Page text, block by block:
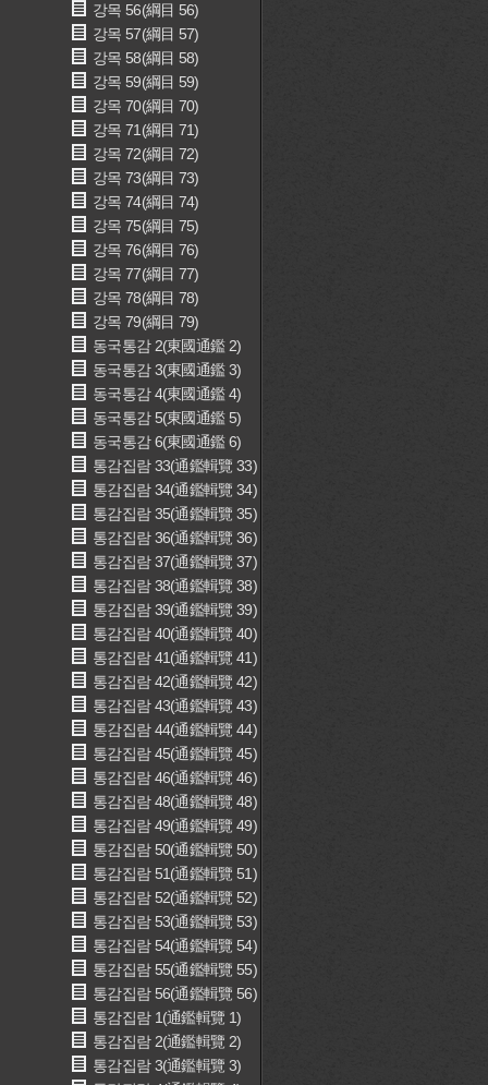
강목 56(綱目 56)
강목 57(綱目 57)
강목 58(綱目 58)
강목 59(綱目 59)
강목 70(綱目 70)
강목 71(綱目 71)
강목 72(綱目 72)
강목 73(綱目 73)
강목 74(綱目 74)
강목 75(綱目 75)
강목 76(綱目 76)
강목 77(綱目 77)
강목 78(綱目 78)
강목 79(綱目 79)
동국통감 2(東國通鑑 2)
동국통감 3(東國通鑑 3)
동국통감 4(東國通鑑 4)
동국통감 5(東國通鑑 5)
동국통감 6(東國通鑑 6)
통감집람 33(通鑑輯覽 33)
통감집람 34(通鑑輯覽 34)
통감집람 35(通鑑輯覽 35)
통감집람 36(通鑑輯覽 36)
통감집람 37(通鑑輯覽 37)
통감집람 38(通鑑輯覽 38)
통감집람 39(通鑑輯覽 39)
통감집람 40(通鑑輯覽 40)
통감집람 41(通鑑輯覽 41)
통감집람 42(通鑑輯覽 42)
통감집람 43(通鑑輯覽 43)
통감집람 44(通鑑輯覽 44)
통감집람 45(通鑑輯覽 45)
통감집람 46(通鑑輯覽 46)
통감집람 48(通鑑輯覽 48)
통감집람 49(通鑑輯覽 49)
통감집람 50(通鑑輯覽 50)
통감집람 51(通鑑輯覽 51)
통감집람 52(通鑑輯覽 52)
통감집람 53(通鑑輯覽 53)
통감집람 54(通鑑輯覽 54)
통감집람 55(通鑑輯覽 55)
통감집람 56(通鑑輯覽 56)
통감집람 1(通鑑輯覽 1)
통감집람 2(通鑑輯覽 2)
통감집람 3(通鑑輯覽 3)